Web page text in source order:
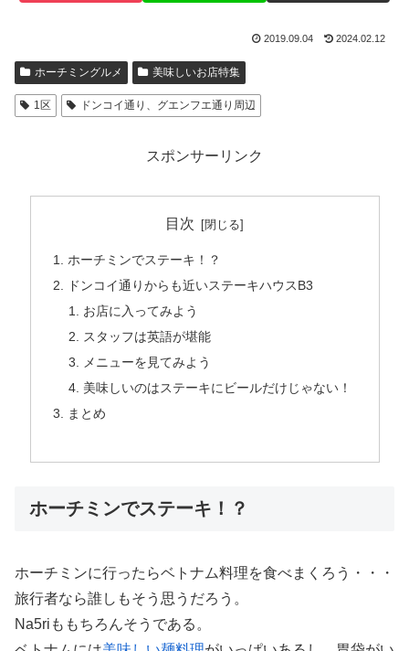
2019.09.04 2024.02.12
ホーチミングルメ 美味しいお店特集
1区 ドンコイ通り、グエンフエ通り周辺
スポンサーリンク
目次
ホーチミンでステーキ！？
ドンコイ通りからも近いステーキハウスB3
お店に入ってみよう
スタッフは英語が堪能
メニューを見てみよう
美味しいのはステーキにビールだけじゃない！
まとめ
ホーチミンでステーキ！？
ホーチミンに行ったらベトナム料理を食べまくろう・・・
旅行者なら誰しもそう思うだろう。
Na5riももちろんそうである。